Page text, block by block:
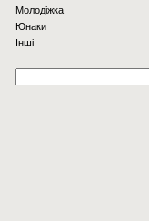
Молодіжка
Юнаки
Інші